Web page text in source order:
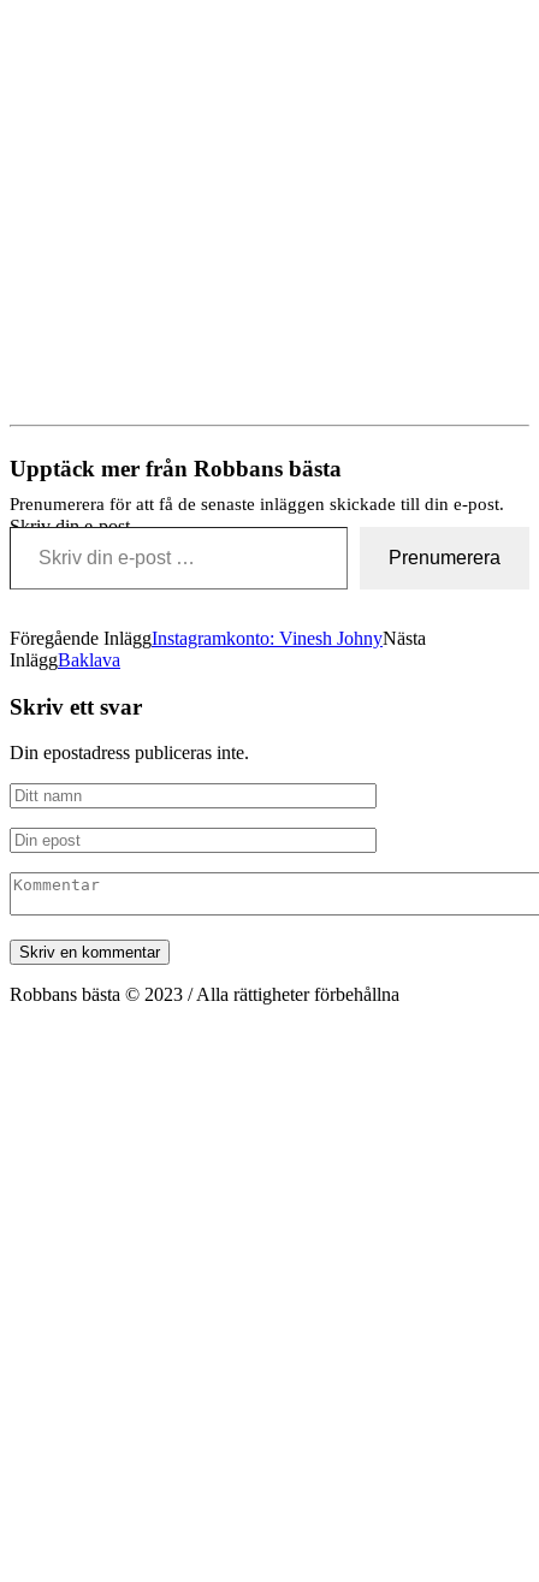
Upptäck mer från Robbans bästa
Prenumerera för att få de senaste inläggen skickade till din e-post.
Skriv din e-post …
Prenumerera
Föregående InläggInstagramkonto: Vinesh JohnyNästa
InläggBaklava
Skriv ett svar
Din epostadress publiceras inte.
Robbans bästa © 2023 / Alla rättigheter förbehållna